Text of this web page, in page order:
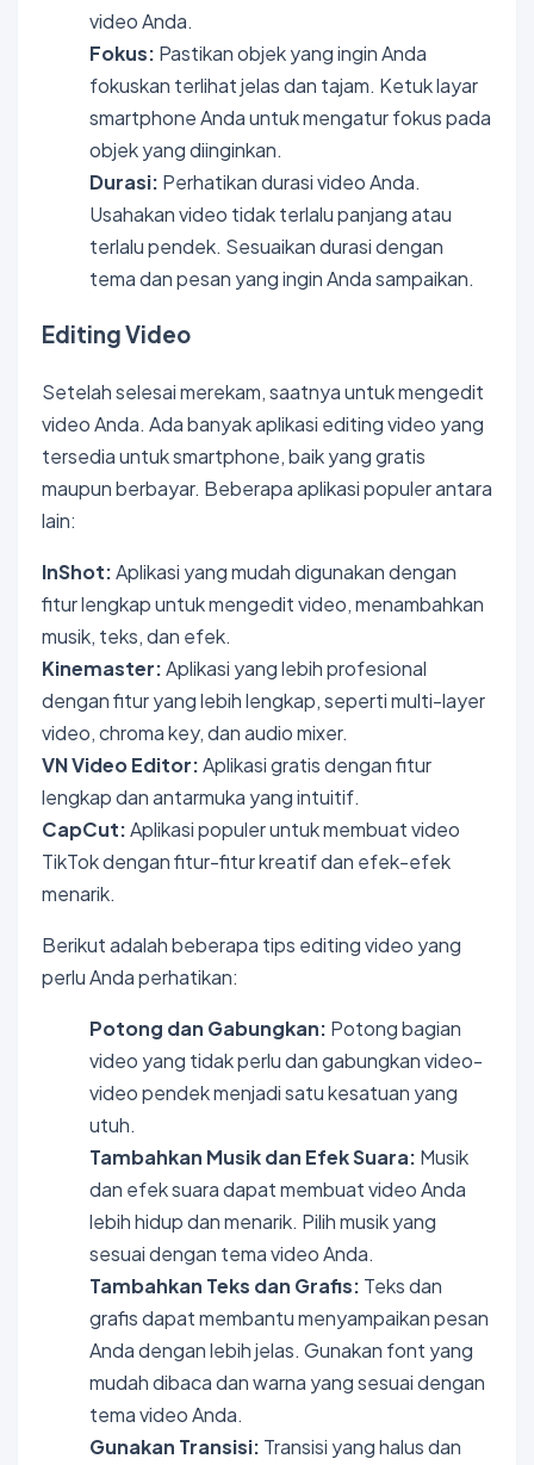
video Anda.
Fokus: Pastikan objek yang ingin Anda
fokuskan terlihat jelas dan tajam. Ketuk layar
smartphone Anda untuk mengatur fokus pada
objek yang diinginkan.
Durasi: Perhatikan durasi video Anda.
Usahakan video tidak terlalu panjang atau
terlalu pendek. Sesuaikan durasi dengan
tema dan pesan yang ingin Anda sampaikan.
Editing Video
Setelah selesai merekam, saatnya untuk mengedit
video Anda. Ada banyak aplikasi editing video yang
tersedia untuk smartphone, baik yang gratis
maupun berbayar. Beberapa aplikasi populer antara
lain:
InShot:Aplikasi yang mudah digunakan dengan
fitur lengkap untuk mengedit video, menambahkan
musik, teks, dan efek.
Kinemaster:Aplikasi yang lebih profesional
dengan fitur yang lebih lengkap, seperti multi-layer
video, chroma key, dan audio mixer.
VN Video Editor:Aplikasi gratis dengan fitur
lengkap dan antarmuka yang intuitif.
CapCut:Aplikasi populer untuk membuat video
TikTok dengan fitur-fitur kreatif dan efek-efek
menarik.
Berikut adalah beberapa tips editing video yang
perlu Anda perhatikan:
Potong dan Gabungkan: Potong bagian
video yang tidak perlu dan gabungkan video-
video pendek menjadi satu kesatuan yang
utuh.
Tambahkan Musik dan Efek Suara: Musik
dan efek suara dapat membuat video Anda
lebih hidup dan menarik. Pilih musik yang
sesuai dengan tema video Anda.
Tambahkan Teks dan Grafis: Teks dan
grafis dapat membantu menyampaikan pesan
Anda dengan lebih jelas. Gunakan font yang
mudah dibaca dan warna yang sesuai dengan
tema video Anda.
Gunakan Transisi: Transisi yang halus dan